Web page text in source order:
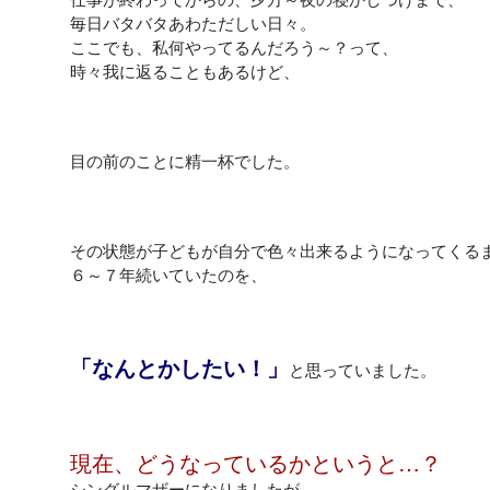
毎日バタバタあわただしい日々。
ここでも、私何やってるんだろう～？って、
時々我に返ることもあるけど、
目の前のことに精一杯でした。
その状態が子どもが自分で色々出来るようになってくる
６～７年続いていたのを、
「なんとかしたい！」 と思っていました。
現在、どうなっているかというと…？